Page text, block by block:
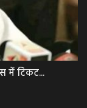
में टिकट...